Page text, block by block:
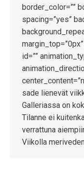
border_color=””
spacing=”yes”
id=””
sade lienevät
Galleriassa on
Tilanne ei
verrattuna
Viikolla